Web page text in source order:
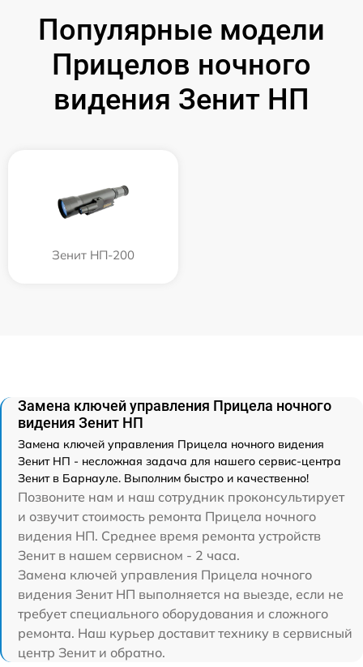
Популярные модели
Прицелов ночного
видения Зенит НП
Зенит НП-200
Замена ключей управления Прицела ночного
видения Зенит НП
Замена ключей управления Прицела ночного видения
Зенит НП - несложная задача для нашего сервис-центра
Зенит в Барнауле. Выполним быстро и качественно!
Позвоните нам и наш сотрудник проконсультирует
и озвучит стоимость ремонта Прицела ночного
видения НП. Среднее время ремонта устройств
Зенит в нашем сервисном - 2 часа.
Замена ключей управления Прицела ночного
видения Зенит НП выполняется на выезде, если не
требует специального оборудования и сложного
ремонта. Наш курьер доставит технику в сервисный
центр Зенит и обратно.